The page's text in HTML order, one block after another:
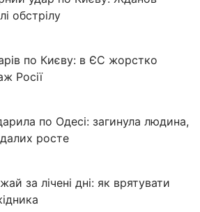
обстрілу
по Києву: в ЄС жорстко
Росії
по Одесі: загинула людина,
росте
за лічені дні: як врятувати